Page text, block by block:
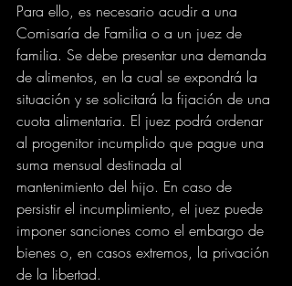
Para ello, es necesario acudir a una
Comisaría de Familia o a un juez de
familia. Se debe presentar una demanda
de alimentos, en la cual se expondrá la
situación y se solicitará la fijación de una
cuota alimentaria. El juez podrá ordenar
al progenitor incumplido que pague una
suma mensual destinada al
mantenimiento del hijo. En caso de
persistir el incumplimiento, el juez puede
imponer sanciones como el embargo de
bienes o, en casos extremos, la privación
de la libertad.